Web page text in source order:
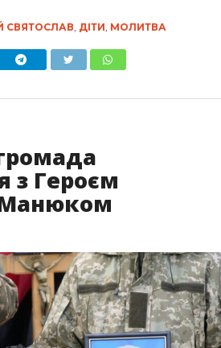
СВЯТОСЛАВ ДІТИ МОЛИТВА
з Героєм